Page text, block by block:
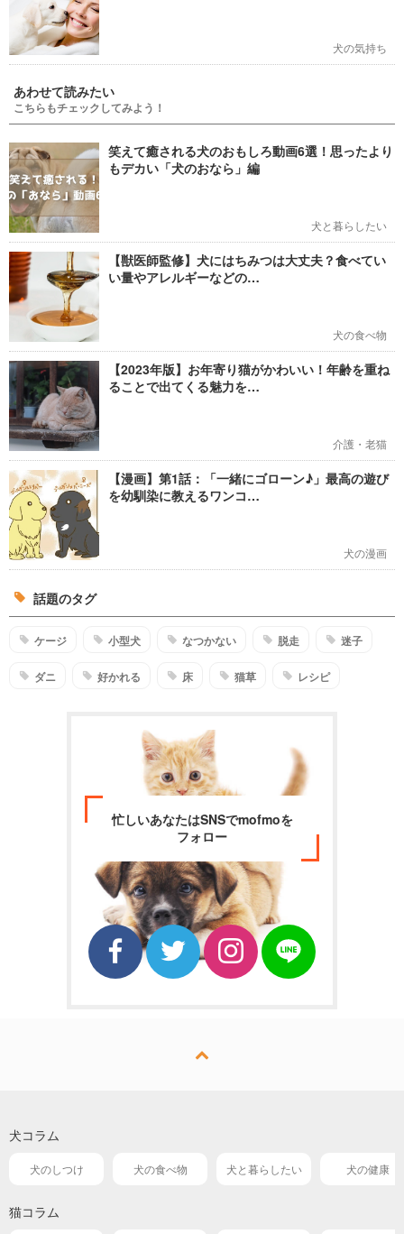
犬の気持ち
あわせて読みたい
こちらもチェックしてみよう！
笑えて癒される犬のおもしろ動画6選！思ったより
もデカい「犬のおなら」編
犬と暮らしたい
【獣医師監修】犬にはちみつは大丈夫？食べてい
い量やアレルギーなどの…
犬の食べ物
【2023年版】お年寄り猫がかわいい！年齢を重ね
ることで出てくる魅力を…
介護・老猫
【漫画】第1話：「一緒にゴローン♪」最高の遊び
を幼馴染に教えるワンコ…
犬の漫画
話題のタグ
ケージ 小型犬 なつかない 脱走 迷子
ダニ 好かれる 床 猫草 レシピ
忙しいあなたはSNSでmofmoを
フォロー
犬コラム
犬のしつけ 犬の食べ物 犬と暮らしたい 犬の健康
猫コラム